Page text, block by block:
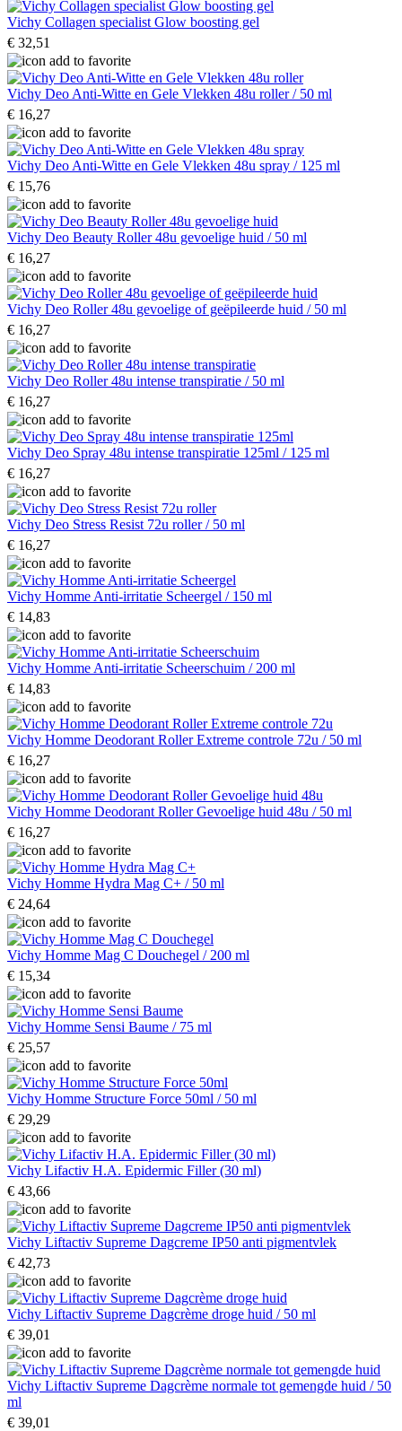
Vichy Collagen specialist Glow boosting gel
€ 32,51
Vichy Deo Anti-Witte en Gele Vlekken 48u roller / 50 ml
€ 16,27
Vichy Deo Anti-Witte en Gele Vlekken 48u spray / 125 ml
€ 15,76
Vichy Deo Beauty Roller 48u gevoelige huid / 50 ml
€ 16,27
Vichy Deo Roller 48u gevoelige of geëpileerde huid / 50 ml
€ 16,27
Vichy Deo Roller 48u intense transpiratie / 50 ml
€ 16,27
Vichy Deo Spray 48u intense transpiratie 125ml / 125 ml
€ 16,27
Vichy Deo Stress Resist 72u roller / 50 ml
€ 16,27
Vichy Homme Anti-irritatie Scheergel / 150 ml
€ 14,83
Vichy Homme Anti-irritatie Scheerschuim / 200 ml
€ 14,83
Vichy Homme Deodorant Roller Extreme controle 72u / 50 ml
€ 16,27
Vichy Homme Deodorant Roller Gevoelige huid 48u / 50 ml
€ 16,27
Vichy Homme Hydra Mag C+ / 50 ml
€ 24,64
Vichy Homme Mag C Douchegel / 200 ml
€ 15,34
Vichy Homme Sensi Baume / 75 ml
€ 25,57
Vichy Homme Structure Force 50ml / 50 ml
€ 29,29
Vichy Lifactiv H.A. Epidermic Filler (30 ml)
€ 43,66
Vichy Liftactiv Supreme Dagcreme IP50 anti pigmentvlek
€ 42,73
Vichy Liftactiv Supreme Dagcrème droge huid / 50 ml
€ 39,01
Vichy Liftactiv Supreme Dagcrème normale tot gemengde huid / 50
ml
€ 39,01